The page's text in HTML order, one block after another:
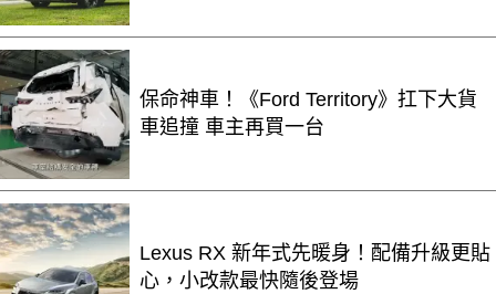
保命神車！《Ford Territory》扛下大貨
車追撞 車主再買一台
Lexus RX 新年式先暖身！配備升級更貼
心，小改款最快隨後登場